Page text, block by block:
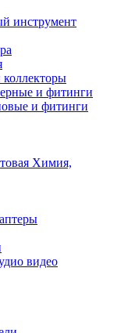
инструмент
и фитинги
и фитинги
Химия,
видео